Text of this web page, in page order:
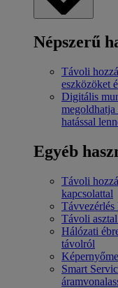
Népszerű
Távoli
eszközöket
Digitális
hatással
Egyéb
Távoli
kapcsolattal
Távvezérlés
Távoli asztal
Hálózati
távolról
Smart